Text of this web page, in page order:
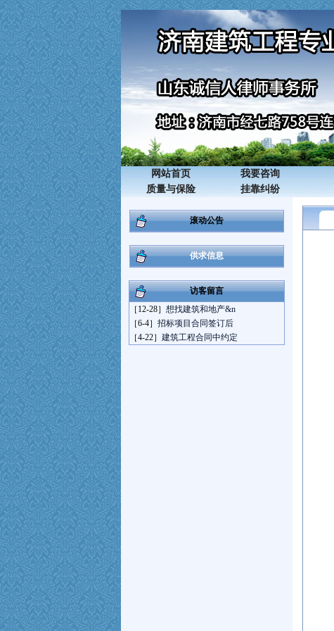
网站首页 我要咨询
质量与保险
挂靠纠纷
滚动公告
供求信息
访客留言
［12-28］ 想找建筑和地产&n
［6-4］ 招标项目合同签订后
［4-22］ 建筑工程合同中约定